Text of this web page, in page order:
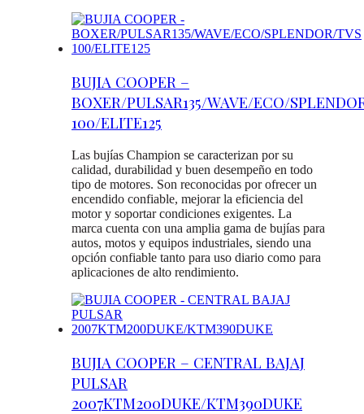
BUJIA COOPER –
BOXER/PULSAR135/WAVE/ECO/
100/ELITE125
Las bujías Champion se caracterizan por su
calidad, durabilidad y buen desempeño en todo
tipo de motores. Son reconocidas por ofrecer un
encendido confiable, mejorar la eficiencia del
motor y soportar condiciones exigentes. La
marca cuenta con una amplia gama de bujías para
autos, motos y equipos industriales, siendo una
opción confiable tanto para uso diario como para
aplicaciones de alto rendimiento.
BUJIA COOPER – CENTRAL BAJAJ
PULSAR
2007KTM200DUKE/KTM390DUKE